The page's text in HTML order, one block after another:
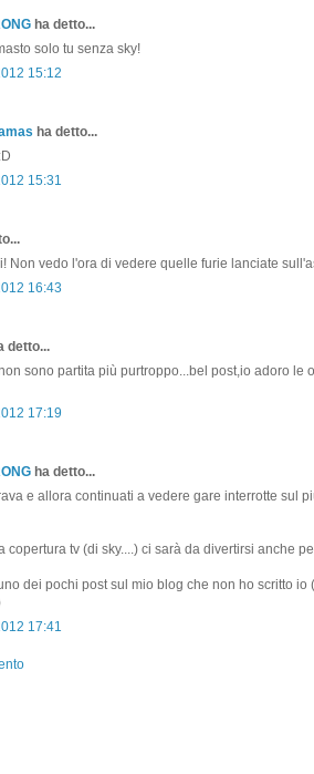
ha detto...
solo tu senza sky!
15:12
ha detto...
15:31
Non vedo l'ora di vedere quelle furie lanciate
16:43
detto...
sono partita più purtroppo...bel post,io adoro le
17:19
ha detto...
e allora continuati a vedere gare interrotte sul
copertura tv (di sky....) ci sarà da divertirsi anche
dei pochi post sul mio blog che non ho scritto io
17:41